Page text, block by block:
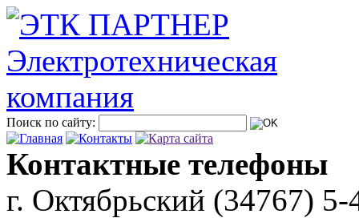
Поиск по сайту:
Контактные телефоны
г. Октябрьский (34767) 5-